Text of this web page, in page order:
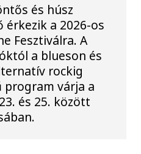
és húsz
a 2026-os
Fesztiválra. A
a blueson és
rockig
program várja a
és 25. között